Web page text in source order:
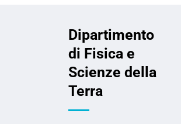
Dipartimento
di Fisica e
Scienze della
Terra